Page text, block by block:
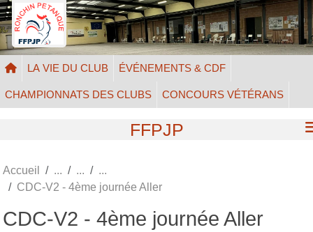
LA VIE DU CLUB ÉVÉNEMENTS & CDF
CHAMPIONNATS DES CLUBS CONCOURS VÉTÉRANS
FFPJP
Accueil
CDC-V2 - 4ème journée Aller
CDC-V2 - 4ème journée Aller
Panneau de gestion des cookies